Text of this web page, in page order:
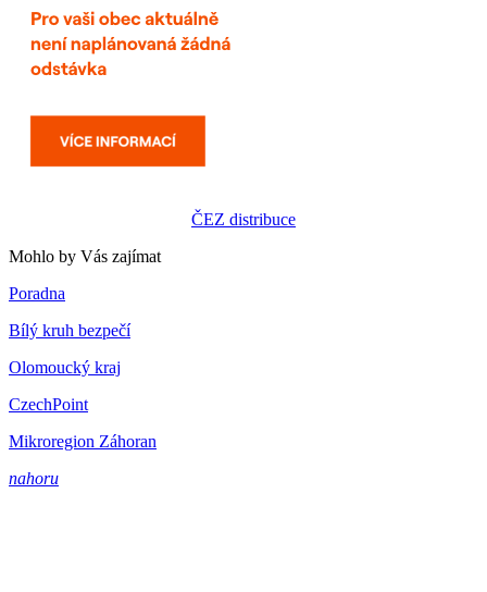
ČEZ distribuce
Mohlo by Vás zajímat
Poradna
Bílý kruh bezpečí
Olomoucký kraj
CzechPoint
Mikroregion Záhoran
nahoru